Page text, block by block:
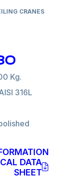
CRANES
Kg.
316L
DATA
SHEET